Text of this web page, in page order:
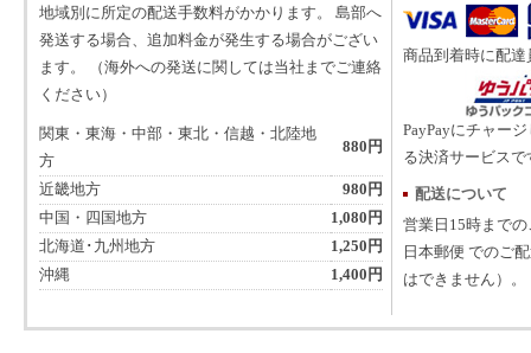
地域別に所定の配送手数料がかかります。 島部へ
発送する場合、追加料金が発生する場合がござい
ます。 （海外への発送に関しては当社までご連絡
ください）
関東・東海・中部・東北・信越・北陸地
方
880円
近畿地方
980円
中国・四国地方
1,080円
北海道･九州地方
1,250円
沖縄
1,400円
商品到着時に配
PayPayにチャー
る決済サービスで
配送について
営業日15時まで
日本郵便 でのご
はできません）。